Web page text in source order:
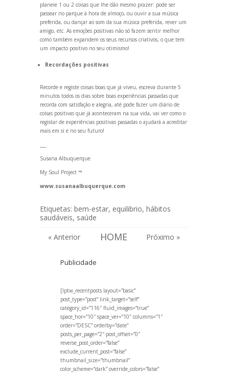
planeie 1 ou 2 coisas que lhe dão mesmo prazer: pode ser
passear no parque à hora de almoço, ou ouvir a sua música
preferida, ou dançar ao som da sua música preferida, rever um
amigo, etc. As emoções positivas não só fazem sentir melhor
como também expandem os seus recursos criativos, o que tem
um impacto positivo no seu otimismo!
Recordações positivas
Recorde e registe coisas boas que já viveu, escreva durante 5
minutos todos os dias sobre boas experiências passadas que
recorda com satisfação e alegria, até pode fazer um diário de
coisas positivas que já aconteceram na sua vida, vai ver como o
registar de experiências positivas passadas o ajudará a acreditar
mais em si e no seu futuro!
Susana Albuquerque
My Soul Project ™
www.susanaalbuquerque.com
Etiquetas: bem-estar, equilibrio, hábitos
saudáveis, saúde
« Anterior
HOME Próximo »
Publicidade
[lptw_recentposts layout=”basic”
post_type=”post” link_target=”self”
category_id=”116″ fluid_images=”true”
space_hor=”10″ space_ver=”10″ columns=”1″
order=”DESC” orderby=”date”
posts_per_page=”2″ post_offset=”0″
reverse_post_order=”false”
exclude_current_post=”false”
thumbnail_size=”thumbnail”
color_scheme=”dark” override_colors=”false”